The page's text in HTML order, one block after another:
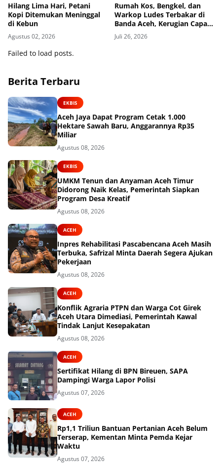
Hilang Lima Hari, Petani
Kopi Ditemukan Meninggal
di Kebun
Agustus 02, 2026
Rumah Kos, Bengkel, dan
Warkop Ludes Terbakar di
Banda Aceh, Kerugian Capai
Ratusan Juta
Juli 26, 2026
Failed to load posts.
Berita Terbaru
EKBIS
Aceh Jaya Dapat Program Cetak 1.000
Hektare Sawah Baru, Anggarannya Rp35
Miliar
Agustus 08, 2026
EKBIS
UMKM Tenun dan Anyaman Aceh Timur
Didorong Naik Kelas, Pemerintah Siapkan
Program Desa Kreatif
Agustus 08, 2026
ACEH
Inpres Rehabilitasi Pascabencana Aceh Masih
Terbuka, Safrizal Minta Daerah Segera Ajukan
Pekerjaan
Agustus 08, 2026
ACEH
Konflik Agraria PTPN dan Warga Cot Girek
Aceh Utara Dimediasi, Pemerintah Kawal
Tindak Lanjut Kesepakatan
Agustus 08, 2026
ACEH
Sertifikat Hilang di BPN Bireuen, SAPA
Dampingi Warga Lapor Polisi
Agustus 07, 2026
ACEH
Rp1,1 Triliun Bantuan Pertanian Aceh Belum
Terserap, Kementan Minta Pemda Kejar
Waktu
Agustus 07, 2026